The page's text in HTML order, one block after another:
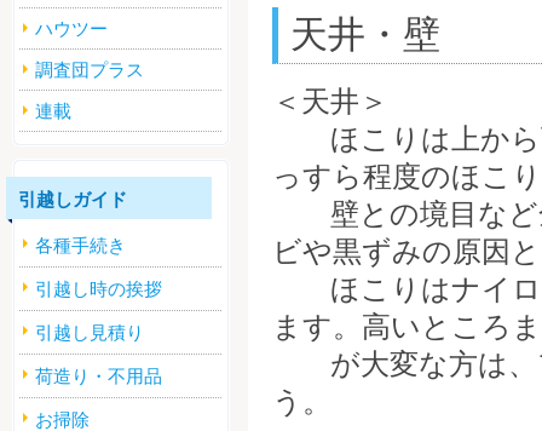
天井・壁
＜天井＞
ほこりは上から
っすら程度のほこ
壁との境目など
ビや黒ずみの原因
ほこりはナイロ
ます。高いところ
が大変な方は、
う。
ハウツー
調査団プラス
連載
引越しガイド
各種手続き
引越し時の挨拶
引越し見積り
荷造り・不用品
お掃除